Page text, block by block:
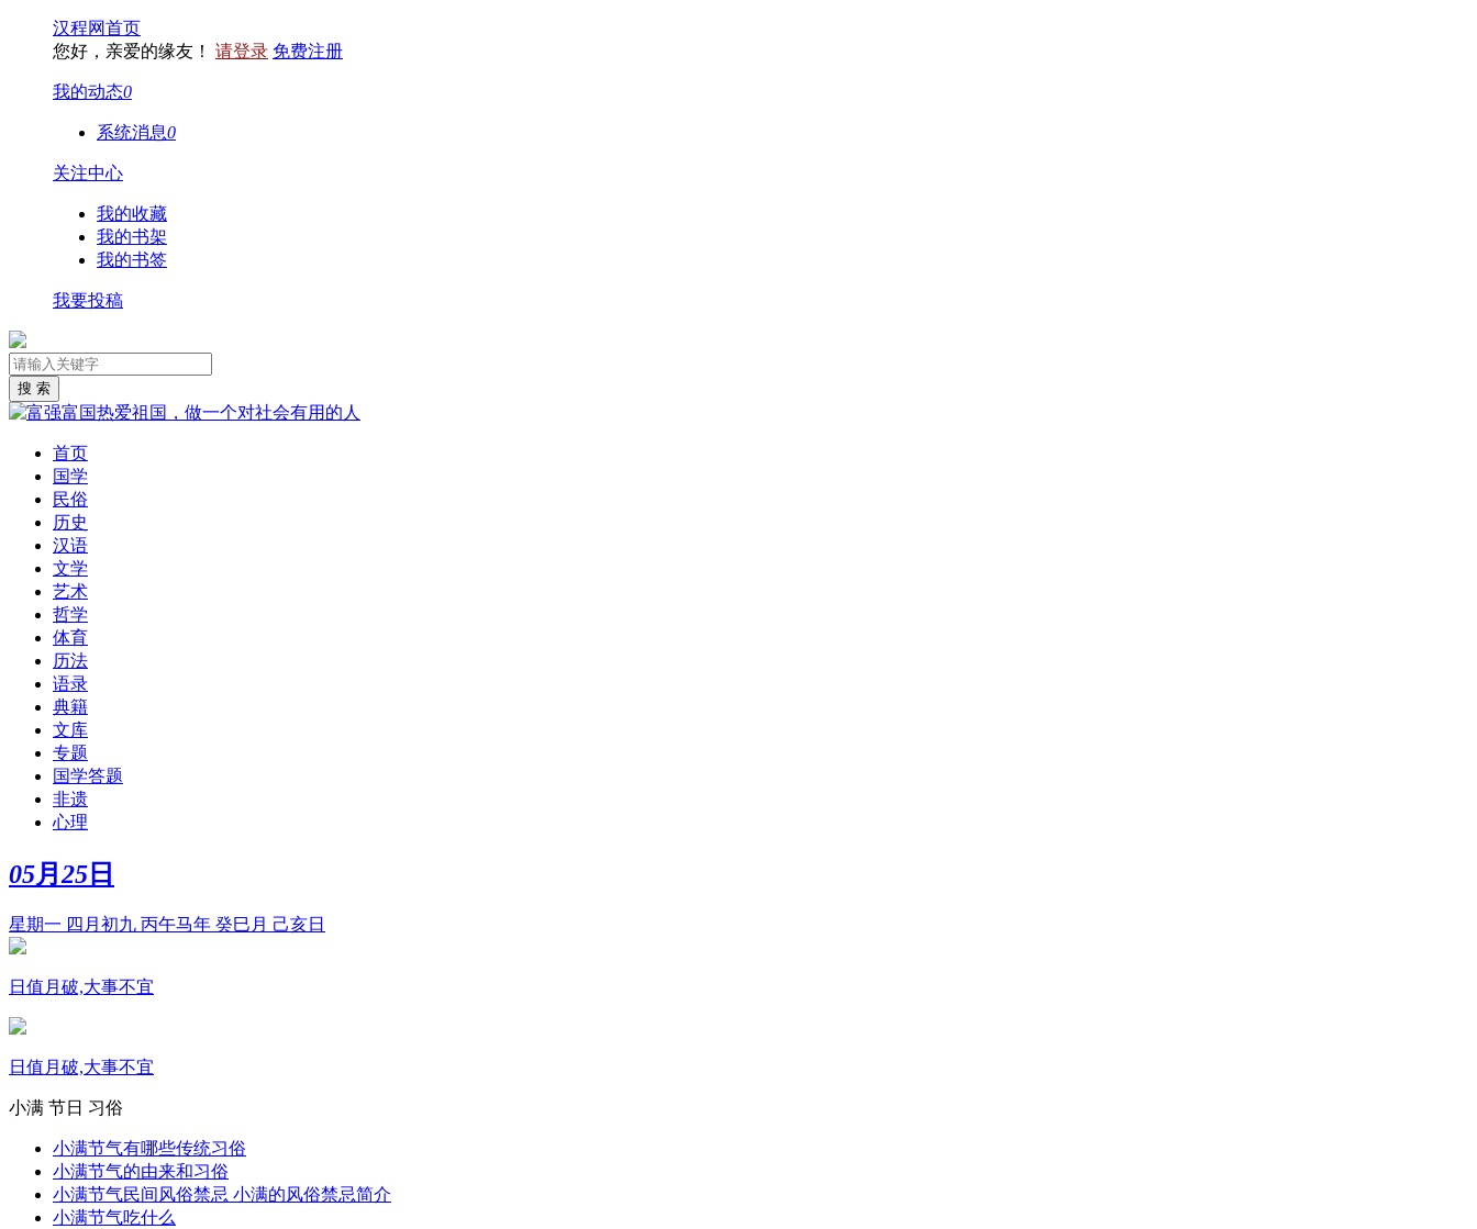
汉程网首页
您好，亲爱的缘友！ 请登录 免费注册
我的动态0
系统消息0
关注中心
我的收藏
我的书架
我的书签
我要投稿
首页
国学
民俗
历史
汉语
文学
艺术
哲学
体育
历法
语录
典籍
文库
专题
国学答题
非遗
心理
05月 25 日
星期一 四月初九 丙午马年 癸巳月 己亥日
日值月破,大事不宜
日值月破,大事不宜
小满 节日 习俗
小满节气有哪些传统习俗
小满节气的由来和习俗
小满节气民间风俗禁忌 小满的风俗禁忌简介
小满节气吃什么